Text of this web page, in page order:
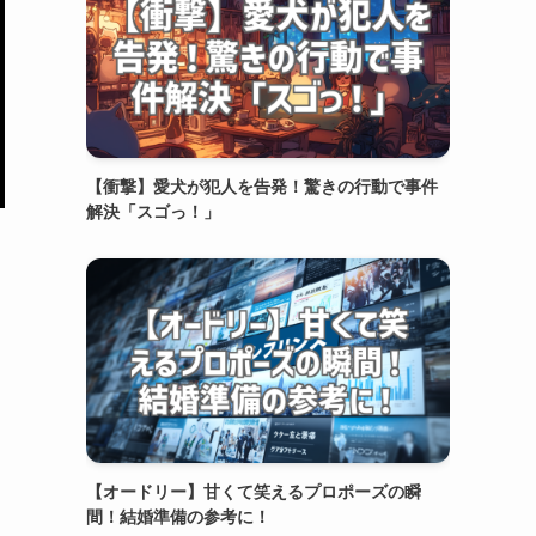
【衝撃】愛犬が犯人を告発！驚きの行動で事件
解決「スゴっ！」
【オードリー】甘くて笑えるプロポーズの瞬
間！結婚準備の参考に！